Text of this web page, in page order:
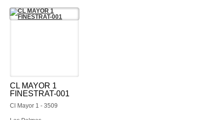
CL MAYOR 1
FINESTRAT-001
Cl Mayor 1 - 3509